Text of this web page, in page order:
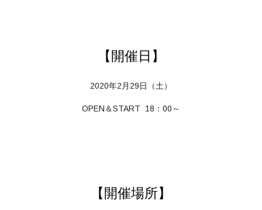
【開催日】
2020年2月29日（土）
OPEN＆START 18：00～
【開催場所】